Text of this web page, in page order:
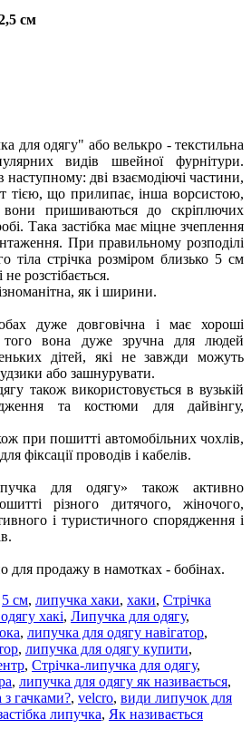
см
для одягу" або велькро - текстильна
видів швейної фурнітури.
наступному: дві взаємодіючі частини,
тією, що прилипає, інша ворсистою,
пришиваються до скріплючих
Така застібка має міцне зчеплення
При правильному розподілі
тіла стрічка розміром близько 5 см
розстібається.
як і ширини.
дуже довговічна і має хороші
того вона дуже зручна для людей
дітей, які не завжди можуть
або зашнурувати.
також використовується в вузькій
та костюми для дайвінгу,
при пошитті автомобільних чохлів,
фіксації проводів і кабелів.
для одягу» також активно
різного дитячого, жіночого,
і туристичного спорядження і
для продажу в намотках - бобінах.
5 см, липучка хаки, хаки, Стрічка
хакі, Липучка для одягу,
, липучка для одягу навігатор,
, липучка для одягу купити,
, Стрічка-липучка для одягу,
, липучка для одягу як називається,
з гачками?, velcro, види липучок для
липучка, Як називається